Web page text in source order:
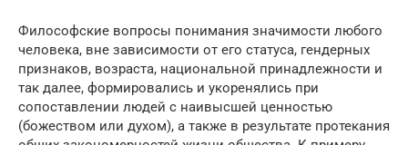
Философские вопросы понимания значимости любого
человека, вне зависимости от его статуса, гендерных
признаков, возраста, национальной принадлежности и
так далее, формировались и укоренялись при
сопоставлении людей с наивысшей ценностью
(божеством или духом), а также в результате протекания